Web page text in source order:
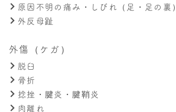
原因不明の痛み・しびれ（足・足の裏）
外反母趾
外傷（ケガ）
脱臼
骨折
捻挫・腱炎・腱鞘炎
肉離れ